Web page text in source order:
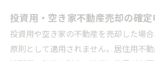
投資用・空き家不動産売却の確
投資用や空き家の不動産を売却した場
原則として適用されません。居住用不